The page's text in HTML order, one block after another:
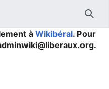
à Wikibéral. Pour